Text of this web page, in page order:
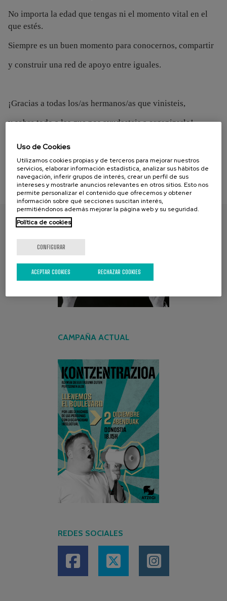
No importa la edad que tengas ni el momento vital en el
que estés.
Siempre es un buen momento para conocernos, compartir
y construir una red de apoyo entre iguales.
¡Gracias a todas los/as hermanos/as que vinisteis,
y sobre todo a las que nos ayudasteis a organizarlo!
¡Hasta la próxima!
CAMPAÑA ACTUAL
REDES SOCIALES
Uso de Cookies
Utilizamos cookies propias y de terceros para mejorar nuestros
servicios, elaborar información estadística, analizar sus hábitos de
navegación, inferir grupos de interés, crear un perfil de sus
intereses y mostrarle anuncios relevantes en otros sitios. Esto nos
permite personalizar el contenido que ofrecemos y obtener
información sobre qué secciones suscitan interés,
permitiéndonos además mejorar la página web y su seguridad.
Política de cookies
CONFIGURAR
RECHAZAR COOKIES
ACEPTAR COOKIES